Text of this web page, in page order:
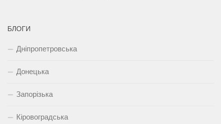
БЛОГИ
Дніпропетровська
Донецька
Запорізька
Кіровоградська